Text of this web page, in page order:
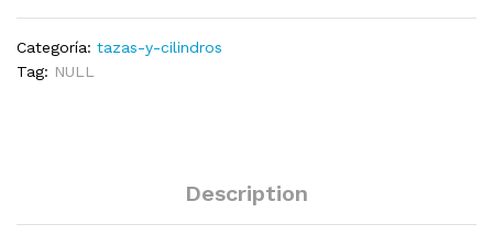
Categoría: tazas-y-cilindros
Tag: NULL
Description